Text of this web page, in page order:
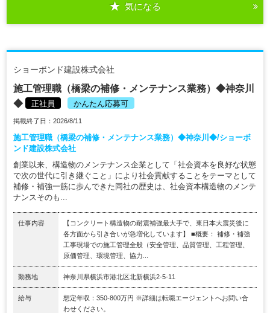
気になる
ショーボンド建設株式会社
施工管理職（橋梁の補修・メンテナンス業務）◆神奈川
◆
正社員 かんたん応募可
掲載終了日：2026/8/11
施工管理職（橋梁の補修・メンテナンス業務）◆神奈川◆/ショーボ
ンド建設株式会社
創業以来、構造物のメンテナンス企業として「社会資本を良好な状態
で次の世代に引き継ぐこと」により社会貢献することをテーマとして
補修・補強一筋に歩んできた同社の歴史は、社会資本構造物のメンテ
ナンスそのも...
仕事内容
【コンクリート構造物の耐震補強最大手で、東日本大震災後に
各方面から引き合いが急増化しています】 ■概要： 補修・補強
工事現場での施工管理全般（安全管理、品質管理、工程管理、
原価管理、環境管理、協力...
勤務地 神奈川県横浜市港北区北新横浜2-5-11
給与
想定年収：350-800万円 ※詳細は転職エージェントへお問い合
わせください。